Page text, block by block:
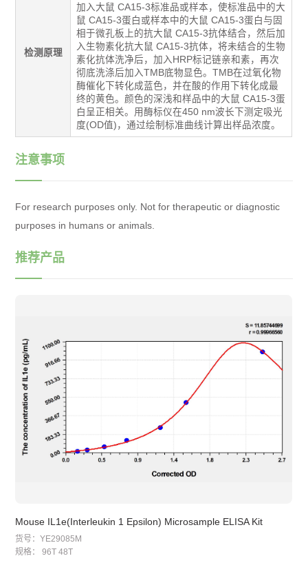
检测原理
加入大鼠 CA15-3标准品或样本，使标准品中的大
鼠 CA15-3蛋白或样本中的大鼠 CA15-3蛋白与固
相于微孔板上的抗大鼠 CA15-3抗体结合，然后加
入生物素化抗大鼠 CA15-3抗体，将未结合的生物
素化抗体洗净后，加入HRP标记链亲和素，再次
彻底洗涤后加入TMB底物显色。TMB在过氧化物
酶催化下转化成蓝色，并在酸的作用下转化成最
终的黄色。颜色的深浅和样品中的大鼠 CA15-3蛋
白呈正相关。用酶标仪在450 nm波长下测定吸光
度(OD值)，通过绘制标准曲线计算出样品浓度。
注意事项
For research purposes only. Not for therapeutic or diagnostic
purposes in humans or animals.
推荐产品
Mouse IL1e(Interleukin 1 Epsilon) Microsample ELISA Kit
货号：YE29085M
规格： 96T 48T